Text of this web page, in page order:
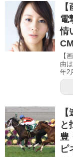
電
情
【
由
年2
と
豊
ピ